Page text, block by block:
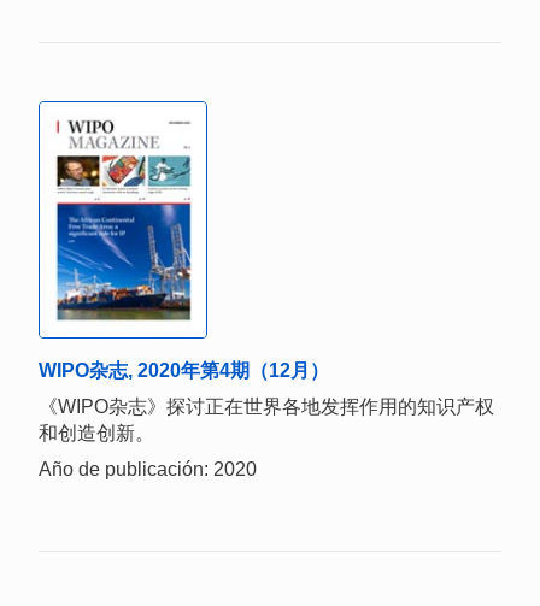
WIPO杂志, 2020年第4期（12月）
《WIPO杂志》探讨正在世界各地发挥作用的知识产权
和创造创新。
Año de publicación: 2020